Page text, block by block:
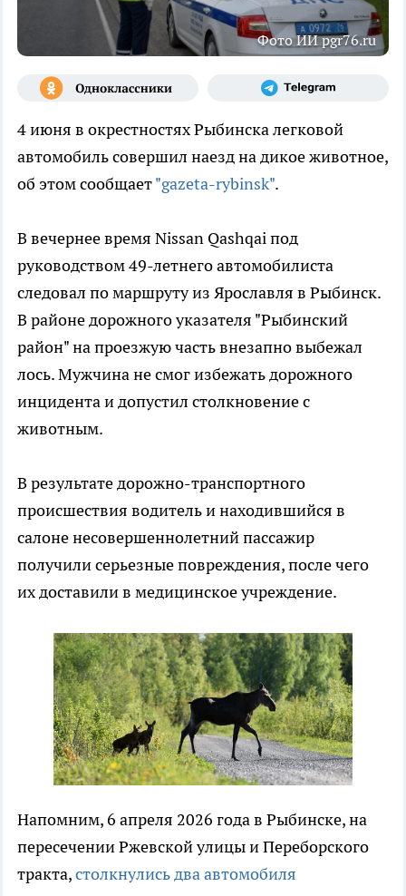
Фото ИИ pgr76.ru
4 июня в окрестностях Рыбинска легковой
автомобиль совершил наезд на дикое животное,
об этом сообщает"gazeta-rybinsk".
В вечернее время Nissan Qashqai под
руководством 49-летнего автомобилиста
следовал по маршруту из Ярославля в Рыбинск.
В районе дорожного указателя "Рыбинский
район" на проезжую часть внезапно выбежал
лось. Мужчина не смог избежать дорожного
инцидента и допустил столкновение с
животным.
В результате дорожно-транспортного
происшествия водитель и находившийся в
салоне несовершеннолетний пассажир
получили серьезные повреждения, после чего
их доставили в медицинское учреждение.
Напомним, 6 апреля 2026 года в Рыбинске, на
пересечении Ржевской улицы и Переборского
тракта,столкнулись два автомобиля